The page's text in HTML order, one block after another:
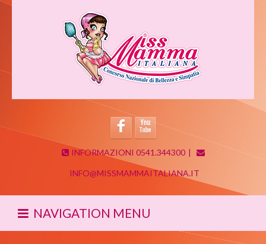
INFORMAZIONI 0541.344300 |
INFO@MISSMAMMAITALIANA.IT
NAVIGATION MENU